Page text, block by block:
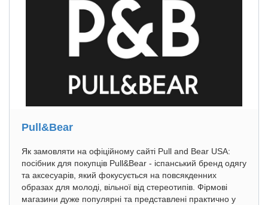
Pull&Bear
Як замовляти на офіційному сайті Pull and Bear USA:
посібник для покупців Pull&Bear - іспанський бренд одягу
та аксесуарів, який фокусується на повсякденних
образах для молоді, вільної від стереотипів. Фірмові
магазини дуже популярні та представлені практично у